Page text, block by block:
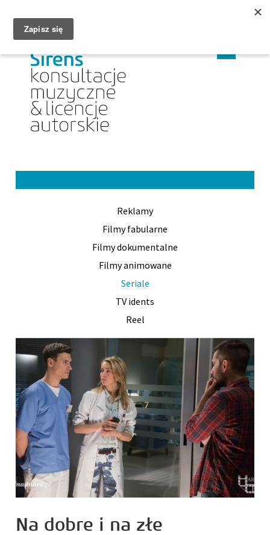
LANGUAGE
Reklamy
Filmy fabularne
Filmy dokumentalne
Filmy animowane
Seriale
TV idents
Reel
Na dobre i na złe